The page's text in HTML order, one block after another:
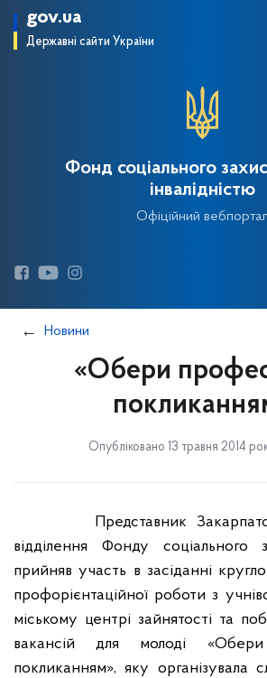
gov.ua
Державні сайти України
Фонд соціального
інвалідністю
Офіційний вебпортал
Новини
«Обери
Опубліковано 13 травня 2014
Представник
відділення Фонду соціального
прийняв участь в засіданні
профорієнтаційної роботи з
міському центрі зайнятості та
вакансій для молоді
покликанням», яку організувала